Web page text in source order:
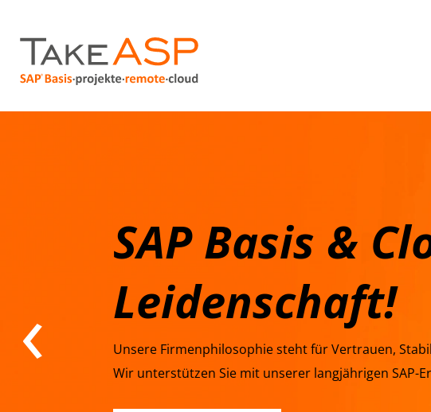
SAP Basis &
Leidenschaft!
Unsere Firmenphilosophie steht für Vertrauen,
Wir unterstützen Sie mit unserer langjährigen SAP-